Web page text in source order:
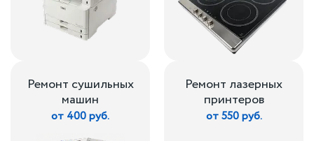
Ремонт сушильных
машин
от 400 руб.
Ремонт лазерных
принтеров
от 550 руб.